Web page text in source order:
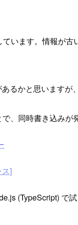
います。情報が古
るかと思います
、同時書き込み
]
(TypeScript) で試